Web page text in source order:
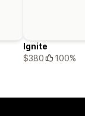
Ignite
$380
100%